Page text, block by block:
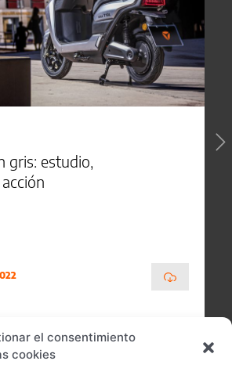
el consentimiento
cookies
gris: estudio,